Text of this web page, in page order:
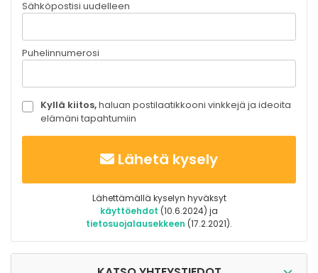
Sähköpostisi uudelleen
Puhelinnumerosi
Kyllä kiitos,haluan postilaatikkooni vinkkejä ja ideoita
elämäni tapahtumiin
Lähetä kysely
Lähettämällä kyselyn hyväksyt
käyttöehdot (10.6.2024) ja
tietosuojalausekkeen (17.2.2021).